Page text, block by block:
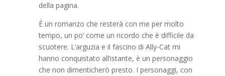
della pagina.
È un romanzo che resterà con me per molto
tempo, un po’ come un ricordo che è difficile da
scuotere. L’arguzia e il fascino di Ally-Cat mi
hanno conquistato all’istante, è un personaggio
che non dimenticherò presto. I personaggi, con